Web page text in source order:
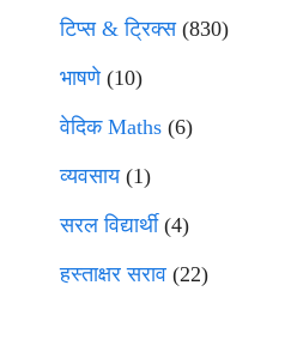
टिप्स & ट्रिक्स(830)
भाषणे(10)
वेदिक Maths (6)
व्यवसाय(1)
सरल विद्यार्थी(4)
हस्ताक्षर सराव (22)